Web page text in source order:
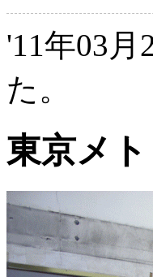
'11年03月
た。
東京メ